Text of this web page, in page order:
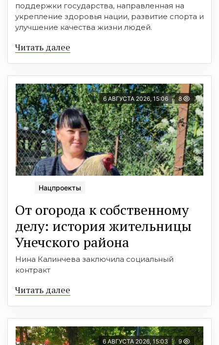
поддержки государства, направленная на
укрепление здоровья нации, развитие спорта и
улучшение качества жизни людей.
Читать далее
6 АВГУСТА 2026, 15:06 8
Нацпроекты
От огорода к собственному
делу: история жительницы
Унечского района
Нина Калинчева заключила социальный
контракт
Читать далее
6 АВГУСТА 2026, 15:03 9